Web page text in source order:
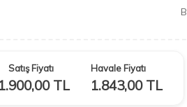
Satış Fiyatı
1.900,00TL
Havale Fiyatı
1.843,00TL